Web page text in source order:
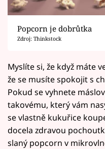
Popcorn je dobrůtka
Zdroj: Thinkstock
Myslíte si, že když máte
že se musíte spokojit s
Pokud se vyhnete
takovému, který vám
se vlastně kukuřice
docela zdravou
slaný popcorn v